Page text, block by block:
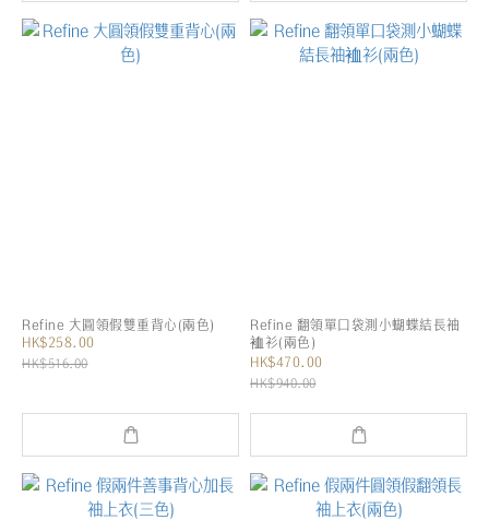
Refine 大圓領假雙重背心(兩色)
HK$258.00
HK$516.00
Refine 翻領單口袋測小蝴蝶結長袖
裇衫(兩色)
HK$470.00
HK$940.00